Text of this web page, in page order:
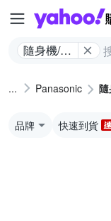
隨身機/類
Panasonic
品牌 快速到貨